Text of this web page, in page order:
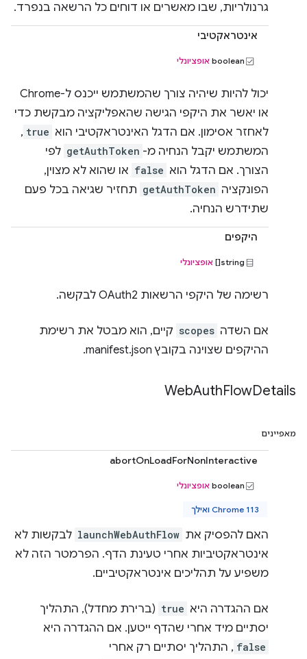
גרנולריות, שבו מאשרים או דוחים כל הרשאה בנפרד.
אינטראקטיבי
boolean אופציונלי
יכול להיות שיהיה צורך שהמשתמש ייכנס ל-Chrome
או יאשר את היקפי הגישה שהאפליקציה מבקשת כדי
לאחזר אסימון. אם הדגל האינטראקטיבי הוא true
,
המשתמש יקבל הנחיה מ- getAuthToken לפי
הצורך. אם הדגל הוא false או שהוא לא מצוין,
הפונקציה getAuthToken תחזיר שגיאה בכל פעם
שתידרש הנחיה.
היקפים
string[] אופציונלי
רשימה של היקפי הרשאות OAuth2 לבקשה.
אם השדה scopes קיים, הוא מבטל את רשימת
ההיקפים שצוינה בקובץ manifest.json.
WebAuthFlowDetails
מאפיינים
abortOnLoadForNonInteractive
boolean אופציונלי
Chrome 113 ואילך
האם להפסיק את launchWebAuthFlow לבקשות לא
אינטראקטיביות אחרי טעינת הדף. הפרמטר הזה לא
משפיע על תהליכים אינטראקטיביים.
אם ההגדרה היא true (ברירת מחדל), התהליך
יסתיים מיד אחרי שהדף ייטען. אם ההגדרה היא
false , התהליך יסתיים רק אחרי